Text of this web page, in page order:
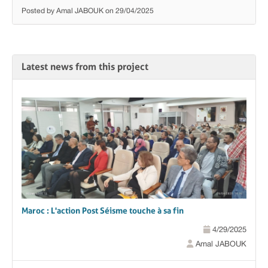
Posted by Amal JABOUK on 29/04/2025
Latest news from this project
Maroc : L'action Post Séisme touche à sa fin
4/29/2025
Amal JABOUK